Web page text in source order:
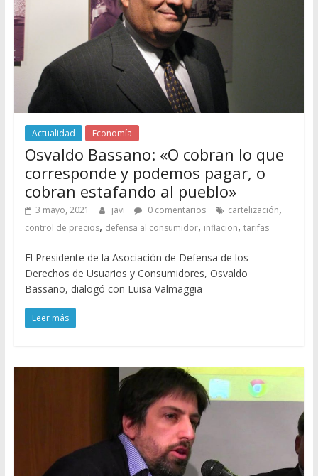
Actualidad Economía
Osvaldo Bassano: «O cobran lo que
corresponde y podemos pagar, o
cobran estafando al pueblo»
3 mayo, 2021 javi 0 comentarios cartelización,
control de precios, defensa al consumidor, inflacion, tarifas
El Presidente de la Asociación de Defensa de los
Derechos de Usuarios y Consumidores, Osvaldo
Bassano, dialogó con Luisa Valmaggia
Leer más